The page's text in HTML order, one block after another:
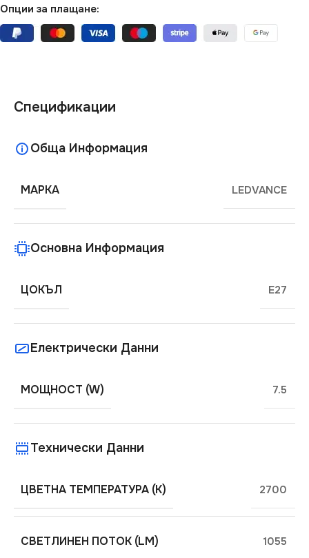
Опции за плащане:
Спецификации
Обща Информация
МАРКА LEDVANCE
Основна Информация
ЦОКЪЛ E27
Електрически Данни
МОЩНОСТ (W) 7.5
Технически Данни
ЦВЕТНА ТЕМПЕРАТУРА (K) 2700
СВЕТЛИНЕН ПОТОК (LM) 1055